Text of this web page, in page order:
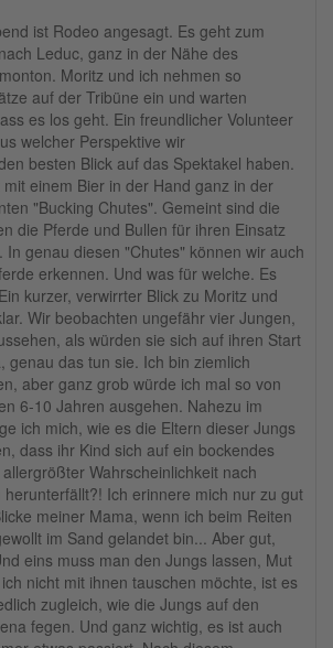
ist Rodeo angesagt. Es geht zum
Leduc, ganz in der Nähe des
Moritz und ich nehmen so
auf der Tribüne ein und warten
es los geht. Ein freundlicher Volunteer
welcher Perspektive wir
besten Blick auf das Spektakel haben.
einem Bier in der Hand ganz in der
"Bucking Chutes". Gemeint sind die
die Pferde und Bullen für ihren Einsatz
In genau diesen "Chutes" können wir auch
erkennen. Und was für welche. Es
kurzer, verwirrter Blick zu Moritz und
Wir beobachten ungefähr vier Jungen,
als würden sie sich auf ihren Start
genau das tun sie. Ich bin ziemlich
aber ganz grob würde ich mal so von
6-10 Jahren ausgehen. Nahezu im
ich mich, wie es die Eltern dieser Jungs
dass ihr Kind sich auf ein bockendes
Wahrscheinlichkeit nach
Ich erinnere mich nur zu gut
meiner Mama, wenn ich beim Reiten
im Sand gelandet bin... Aber gut,
eins muss man den Jungs lassen, Mut
nicht mit ihnen tauschen möchte, ist es
zugleich, wie die Jungs auf den
fegen. Und ganz wichtig, es ist auch